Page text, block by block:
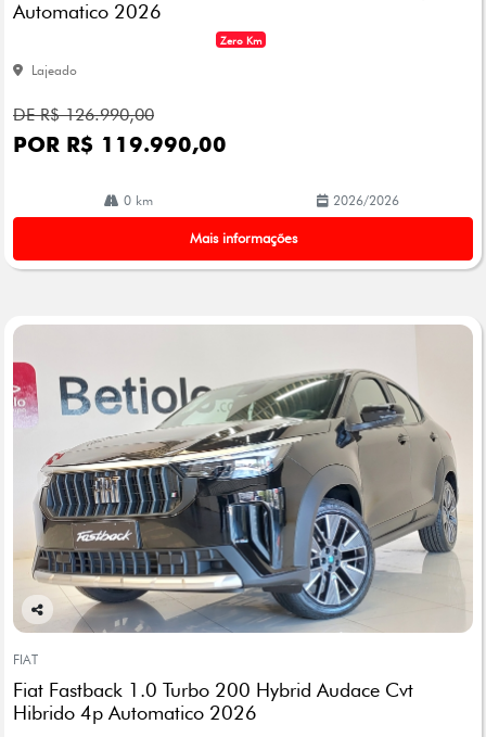
Automatico 2026
Zero Km
Lajeado
DE R$ 126.990,00
POR R$ 119.990,00
0 km 2026/2026
Mais informações
Co
arti
lhe
FIAT
Fiat Fastback 1.0 Turbo 200 Hybrid Audace Cvt
Hibrido 4p Automatico 2026